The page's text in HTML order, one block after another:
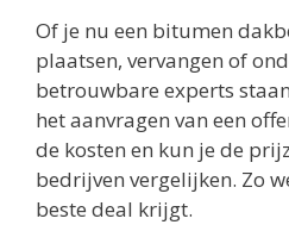
Of je nu een bitumen
plaatsen, vervangen of
betrouwbare experts
het aanvragen van een
de kosten en kun je de
bedrijven vergelijken. Zo
beste deal krijgt.